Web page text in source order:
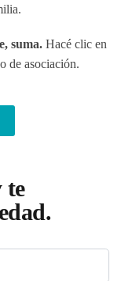
suma. Hacé clic en
de asociación.
te